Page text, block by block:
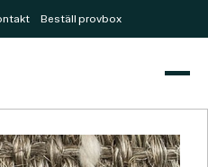
Beställ provbox